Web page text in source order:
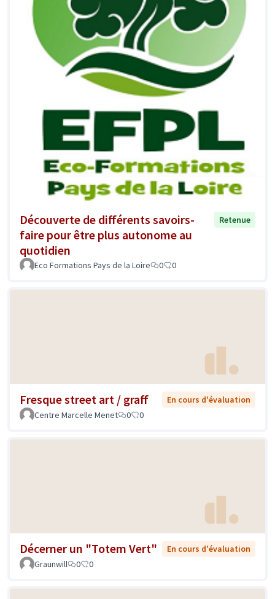
Découverte de différents savoirs-
faire pour être plus autonome au
quotidien
Retenue
Eco Formations Pays de la Loire 0 0
Fresque street art / graff
En cours d'évaluation
Centre Marcelle Menet
0 0
Décerner un "Totem Vert"
En cours d'évaluation
Graunwill
0 0